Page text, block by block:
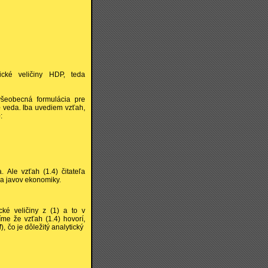
veličiny HDP, teda
formulácia pre
Iba uvediem vzťah,
Ale vzťah (1.4) čitateľa
a javov ekonomiky.
veličiny z (1) a to v
že vzťah (1.4) hovorí,
), čo je dôležitý analytický